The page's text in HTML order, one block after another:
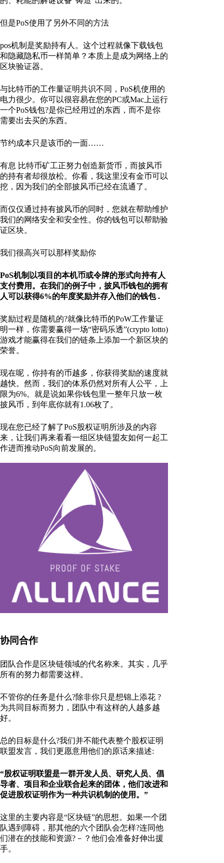
但是PoS使用了另外不同的方法
pos机制是奖励持有人。这个过程就像下载钱包
和隐藏隐私币一样简单？本质上是成为网络上的
区块验证器。
与比特币的工作量证明共识不同，PoS机使用的
电力很少。你可以很容易在您的PC或Mac上运行
一个PoS钱包?是你已经用过的东西，而不是你
需要出去买的东西。
节约成本只是该币的一面……
有息 比特币矿工正努力创造新货币，而披风币
的持有者却很放松。你看，我这里没有金币可以
挖，因为我们的全部披风币已经在流通了。
而仅仅通过持有披风币的同时，您就在帮助维护
我们的网络安全和安全性。你的钱包可以帮助验
证区块。
我们很高兴可以那样奖励你
PoS机制以项目的本机币或令牌的形式向持有人
支付费用。在我们的例子中，披风币钱包的拥有
人可以获得6%的年度奖励并存入他们的钱包 .
奖励过程是随机的?就像比特币的PoW工作量证
明一样，你需要赢得一场“密码乐透”(crypto lotto)
游戏才能赢得在我们的链条上添加一个新区块的
荣誉。
现在呢，你持有的币越多，你获得奖励的速度就
越快。然而，我们的体系仍然对所有人公平，上
限为6%。就是说如果你钱包里一整年只放一枚
披风币，到年底你就有1.06枚了。
现在您已经了解了PoS股权证明所涉及的内容
来，让我们再来看看一组区块链盟友如何一起工
作进而推动PoS向前发展的。
协同合作
团队合作是区块链领域的代名称来。其实，几乎
所有的努力都需要这样。
不管你的任务是什么?除非你只是想锦上添花 ?
为共同目标而努力，团队中有这样的人越多越
好。
总的目标是什么?我们并不能代表整个股权证明
联盟发言，我们更愿意用他们的原话来描述:
“股权证明联盟是一群开发人员、研究人员、倡
导者、项目和企业联合起来的团体，他们改进和
促进股权证明作为一种共识机制的使用。”
这里的主要内容是“区块链”的思想。如果一个团
队遇到障碍，那其他的六个团队会怎样?连同他
们潜在的技能和资源?－？他们会准备好伸出援
手。